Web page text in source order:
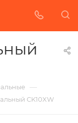
—
CK10XW